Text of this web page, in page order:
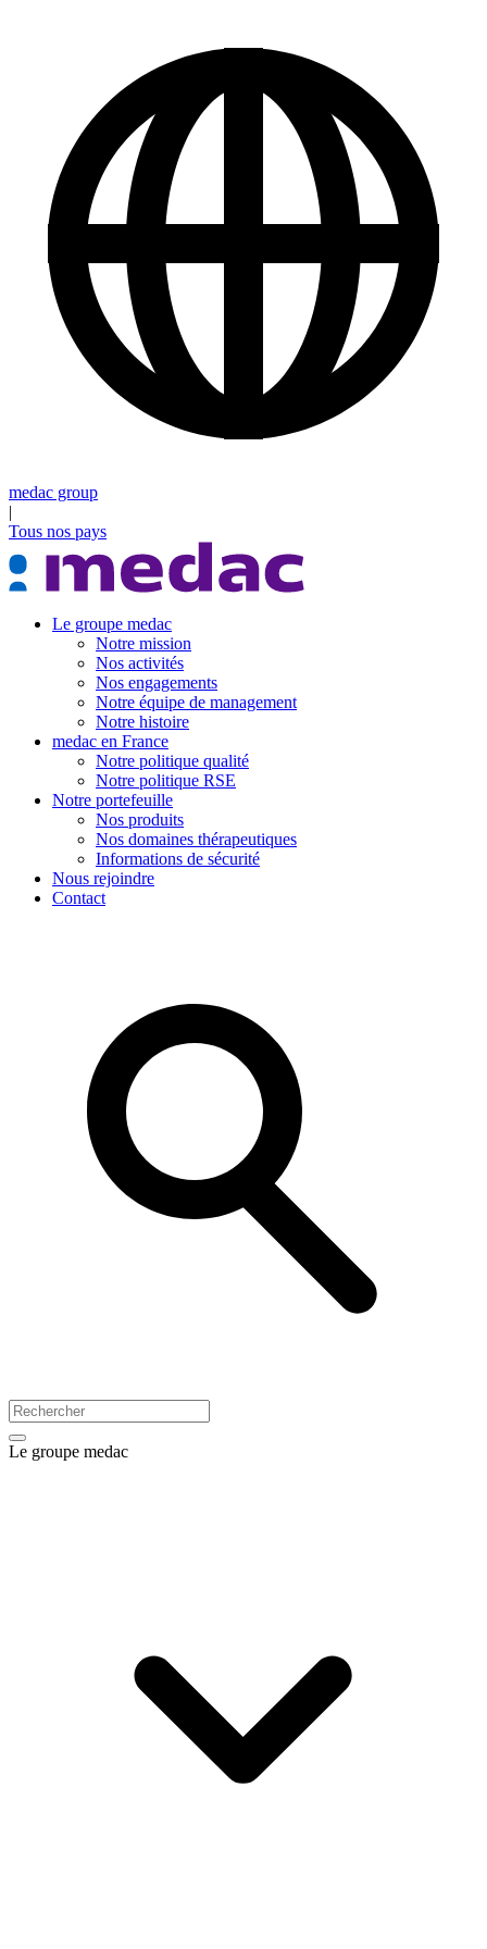
medac group
|
Tous nos pays
Le groupe medac
Notre mission
Nos activités
Nos engagements
Notre équipe de management
Notre histoire
medac en France
Notre politique qualité
Notre politique RSE
Notre portefeuille
Nos produits
Nos domaines thérapeutiques
Informations de sécurité
Nous rejoindre
Contact
Le groupe medac